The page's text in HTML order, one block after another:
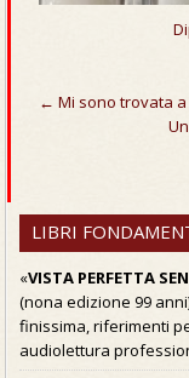
← Mi sono trovata a
LIBRI
«VISTA PERFETTA
(nona edizione 99
finissima, riferimenti
audiolettura